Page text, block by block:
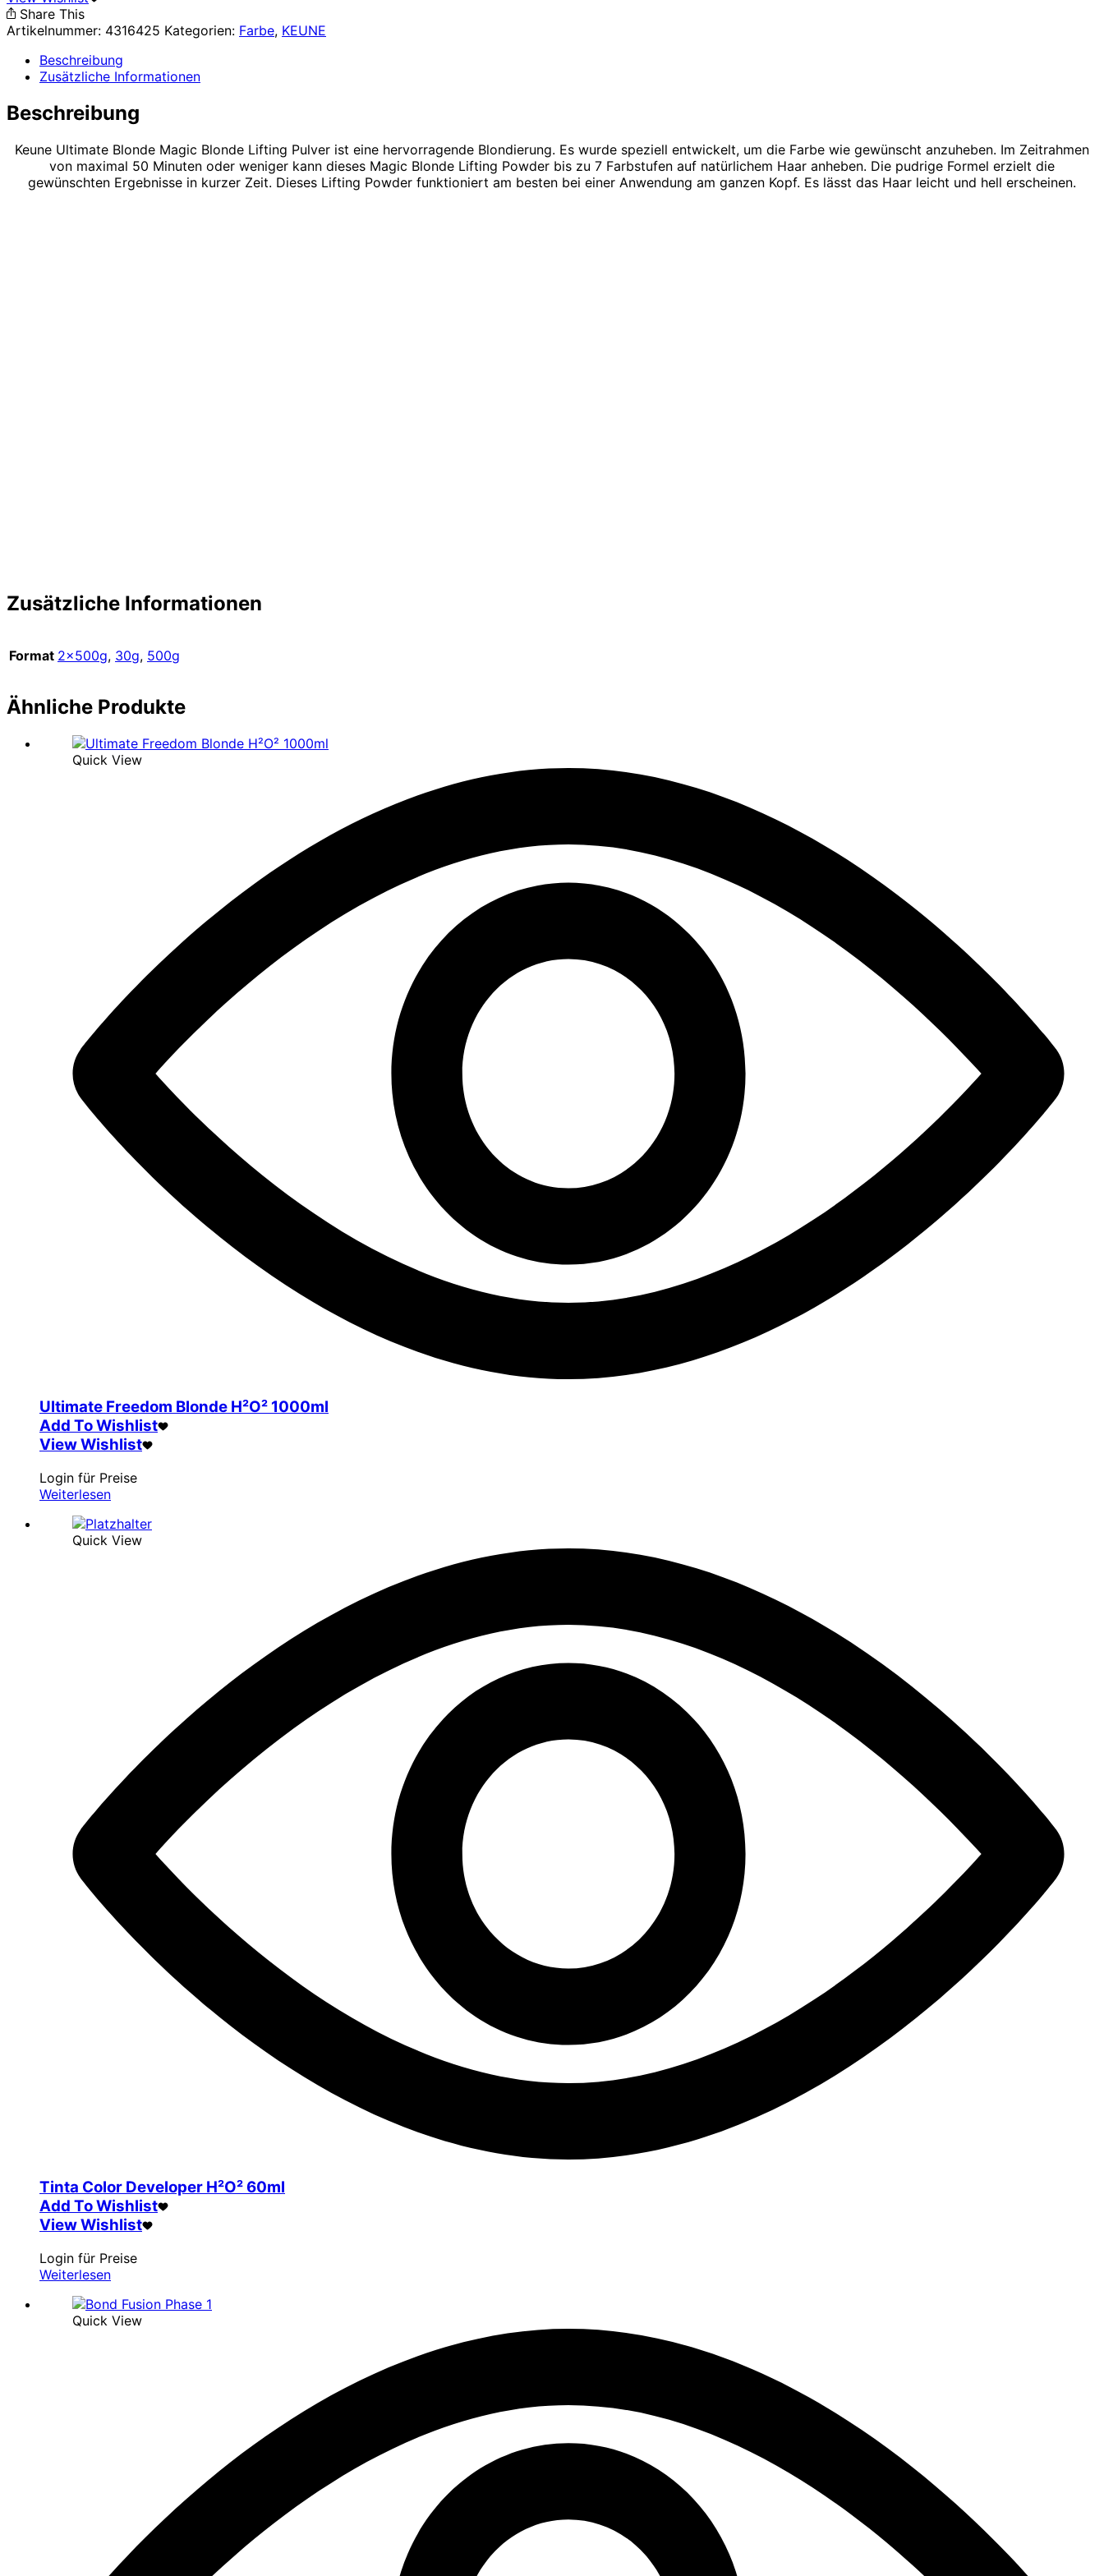
Menge
Share This
Artikelnummer: 4316425 Kategorien: Farbe, KEUNE
Beschreibung
Zusätzliche Informationen
Beschreibung
Keune Ultimate Blonde Magic Blonde Lifting Pulver ist eine hervorragende Blondierung. Es wurde speziell entwickelt, um die Farbe wie gewünscht anzuheben. Im Zeitrahmen
von maximal 50 Minuten oder weniger kann dieses Magic Blonde Lifting Powder bis zu 7 Farbstufen auf natürlichem Haar anheben. Die pudrige Formel erzielt die
gewünschten Ergebnisse in kurzer Zeit. Dieses Lifting Powder funktioniert am besten bei einer Anwendung am ganzen Kopf. Es lässt das Haar leicht und hell erscheinen.
Zusätzliche Informationen
Format 2x500g, 30g, 500g
Ähnliche Produkte
Quick View
Ultimate Freedom Blonde H²O² 1000ml
Add To Wishlist
View Wishlist
Login für Preise
Weiterlesen
Quick View
Tinta Color Developer H²O² 60ml
Add To Wishlist
View Wishlist
Login für Preise
Weiterlesen
Quick View